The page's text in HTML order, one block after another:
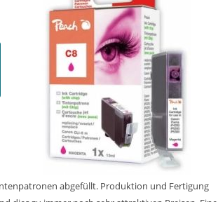
abgefüllt. Produktion und Fertigung